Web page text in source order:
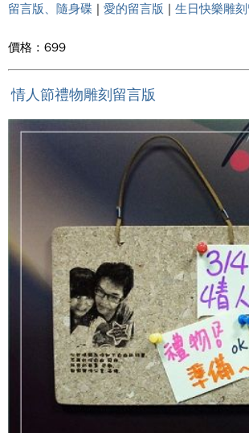
留言版、隨身碟
愛的留言版 生日快樂雕
價格 : 699
情人節禮物雕刻留言版